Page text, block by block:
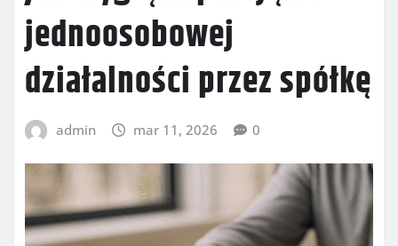
jednoosobowej
działalności przez spółkę
admin mar 11, 2026 0